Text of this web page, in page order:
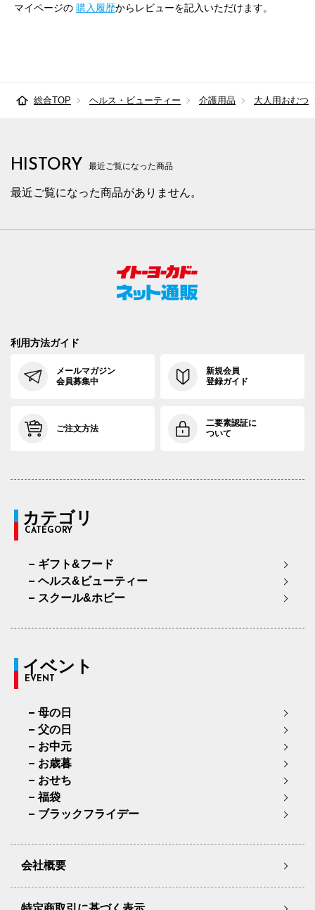
マイページの 購入履歴からレビューを記入いただけます。
総合TOP ヘルス・ビューティー 介護用品 大人用おむつ
HISTORY 最近ご覧になった商品
最近ご覧になった商品がありません。
利用方法ガイド
メールマガジン
会員募集中
新規会員
登録ガイド
ご注文方法
二要素認証に
ついて
カテゴリ
CATEGORY
ギフト&フード
ヘルス&ビューティー
スクール&ホビー
イベント
EVENT
母の日
父の日
お中元
お歳暮
おせち
福袋
ブラックフライデー
会社概要